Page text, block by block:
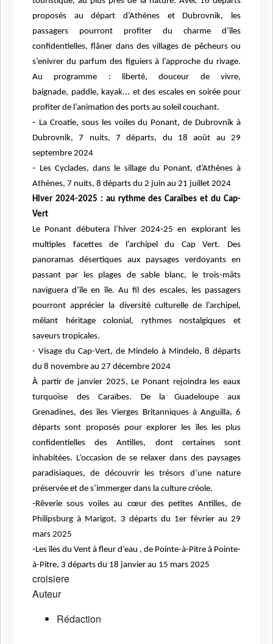
proposés au départ d’Athènes et Dubrovnik, les
passagers pourront profiter du charme d’îles
confidentielles,flâner dans des villages de pêcheurs ou
s’enivrer du parfum des figuiers à l’approche du rivage.
Au programme : liberté, douceur de vivre,
baignade, paddle, kayak... et des escales en soirée pour
profiter de l’animation des ports au soleil couchant.
- La Croatie, sous les voiles du Ponant, de Dubrovnik à
Dubrovnik, 7 nuits, 7 départs, du 18 août au 29
septembre 2024
- Les Cyclades, dans le sillage du Ponant, d’Athènes à
Athènes, 7 nuits, 8 départs du 2 juin au 21 juillet 2024
Hiver 2024-2025 : au rythme des Caraïbes et du Cap-
Vert
Le Ponant débutera l’hiver 2024-25 en explorant les
multiples facettes de l’archipel du Cap Vert. Des
panoramas désertiques aux paysages verdoyants en
passant par les plages de sable blanc, le trois-mâts
naviguera d’île en île. Au fil des escales, les passagers
pourront apprécier la diversité culturelle de l’archipel,
mêlant héritage colonial, rythmes nostalgiques et
saveurs tropicales.
- Visage du Cap-Vert, de Mindelo à Mindelo, 8 départs
du 8 novembre au 27 décembre 2024
À partir de janvier 2025, Le Ponant rejoindra les eaux
turquoise des Caraïbes. De la Guadeloupe aux
Grenadines, des îles Vierges Britanniques à Anguilla, 6
départs sont proposés pour explorer les îles les plus
confidentielles des Antilles, dont certaines sont
inhabitées. L’occasion de se relaxer dans des paysages
paradisiaques, de découvrir lestrésors d’une nature
préservée et de s’immerger dans la culture créole.
-Rêverie sous voiles au cœur des petites Antilles, de
Philipsburg à Marigot, 3 départs du 1er février au 29
mars 2025
-Les îles du Vent à fleur d’eau , de Pointe-à-Pitre à Pointe-
à-Pitre, 3 départs du 18 janvier au 15 mars 2025
croisiere
Auteur
Rédaction